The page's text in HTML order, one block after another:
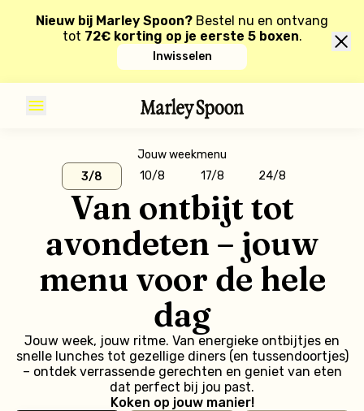
Nieuw bij Marley Spoon? Bestel nu en ontvang
tot 72€ korting op je eerste 5 boxen.
Inwisselen
Jouw weekmenu
3/8
10/8 17/8 24/8
Van ontbijt tot
avondeten – jouw
menu voor de hele
dag
Jouw week, jouw ritme. Van energieke ontbijtjes en
snelle lunches tot gezellige diners (en tussendoortjes)
– ontdek verrassende gerechten en geniet van eten
dat perfect bij jou past.
Koken op jouw manier!